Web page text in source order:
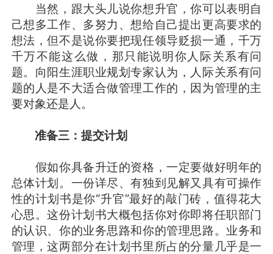
当然，跟大头儿说你想升官，你可以表明自
己想多工作、多努力、想给自己提出更高要求的
想法，但不是说你要把现任领导贬损一通，千万
千万不能这么做，那只能说明你人际关系有问
题。向阳生涯职业规划专家认为，人际关系有问
题的人是不大适合做管理工作的，因为管理的主
要对象还是人。
准备三：提交计划
假如你具备升迁的资格，一定要做好明年的
总体计划。一份详尽、有独到见解又具有可操作
性的计划书是你“升官”最好的敲门砖，值得花大
心思。这份计划书大概包括你对你即将任职部门
的认识、你的业务思路和你的管理思路。业务和
管理，这两部分在计划书里所占的分量几乎是一